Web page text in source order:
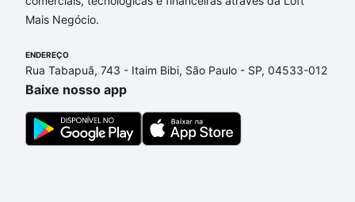
portal quanto custa comprar um apartamento
sonhos com segurança e conforto. Loft, com você
até as chaves.
Mais Negócio.
ENDEREÇO
Rua Tabapuã, 743 - Itaim Bibi, São Paulo - SP, 04533-012
Baixe nosso app